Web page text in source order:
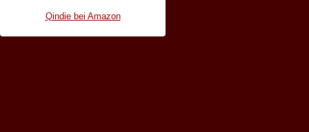
Qindie bei Amazon